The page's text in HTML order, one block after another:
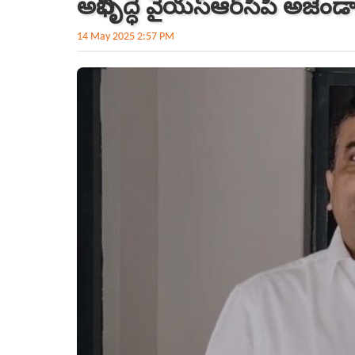
అభివృద్ధే వైయ‌స్ఆర్‌సీపీ
14 May 2025 2:57 PM